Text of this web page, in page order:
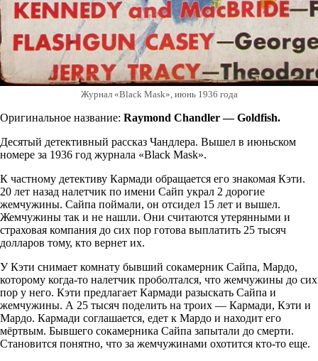
Журнал «Black Mask», июнь 1936 года
Оригинальное название: Raymond Chandler — Goldfish.
Десятый детективный рассказ Чандлера. Вышел в июньском
номере за 1936 год журнала «Black Mask».
К частному детективу Кармади обращается его знакомая Кэти.
20 лет назад налетчик по имени Сайп украл 2 дорогие
жемчужины. Сайпа поймали, он отсидел 15 лет и вышел.
Жемчужины так и не нашли. Они считаются утерянными и
страховая компания до сих пор готова выплатить 25 тысяч
долларов тому, кто вернет их.
У Кэти снимает комнату бывший сокамерник Сайпа, Мардо,
которому когда-то налетчик проболтался, что жемчужины до сих
пор у него. Кэти предлагает Кармади разыскать Сайпа и
жемчужины. А 25 тысяч поделить на троих — Кармади, Кэти и
Мардо. Кармади соглашается, едет к Мардо и находит его
мёртвым. Бывшего сокамерника Сайпа запытали до смерти.
Становится понятно, что за жемчужинами охотится кто-то еще.